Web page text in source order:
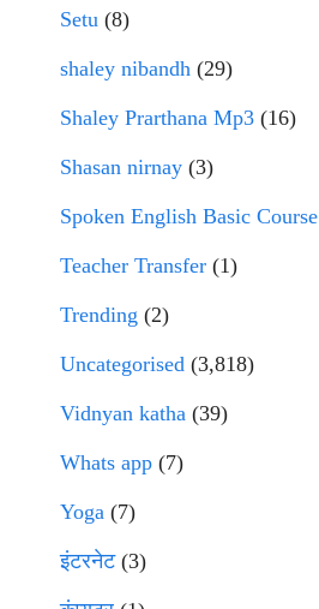
Setu (8)
shaley nibandh (29)
Shaley Prarthana Mp3 (16)
Shasan nirnay (3)
Spoken English Basic Course
Teacher Transfer (1)
Trending (2)
Uncategorised (3,818)
Vidnyan katha (39)
Whats app (7)
Yoga (7)
इंटरनेट(3)